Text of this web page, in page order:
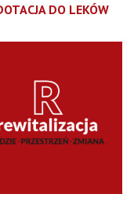
DO LEKÓW